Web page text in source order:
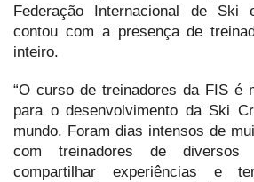
Federação Internacional de Ski
contou com a presença de
inteiro.
“O curso de treinadores da FIS é
para o desenvolvimento da Ski
mundo. Foram dias intensos de
com treinadores de diversos
compartilhar experiências e